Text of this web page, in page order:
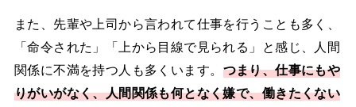
また、先輩や上司から言われて仕事を行うことも多く、
「命令された」「上から目線で見られる」と感じ、人間
関係に不満を持つ人も多くいます。 つまり、仕事にもや
りがいがなく、人間関係も何となく嫌で、働きたくない